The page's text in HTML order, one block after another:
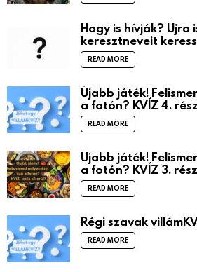
Hogy is hívják?
keresztneveit
READ MORE
Újabb játék!
a fotón? KVÍZ 4.
READ MORE
Újabb játék!
a fotón? KVÍZ 3.
READ MORE
Régi szavak
READ MORE